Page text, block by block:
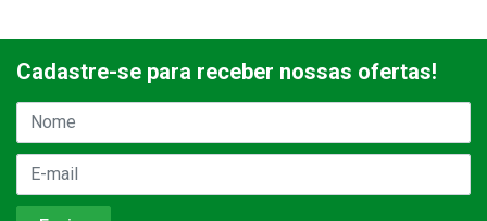
Cadastre-se para receber nossas ofertas!